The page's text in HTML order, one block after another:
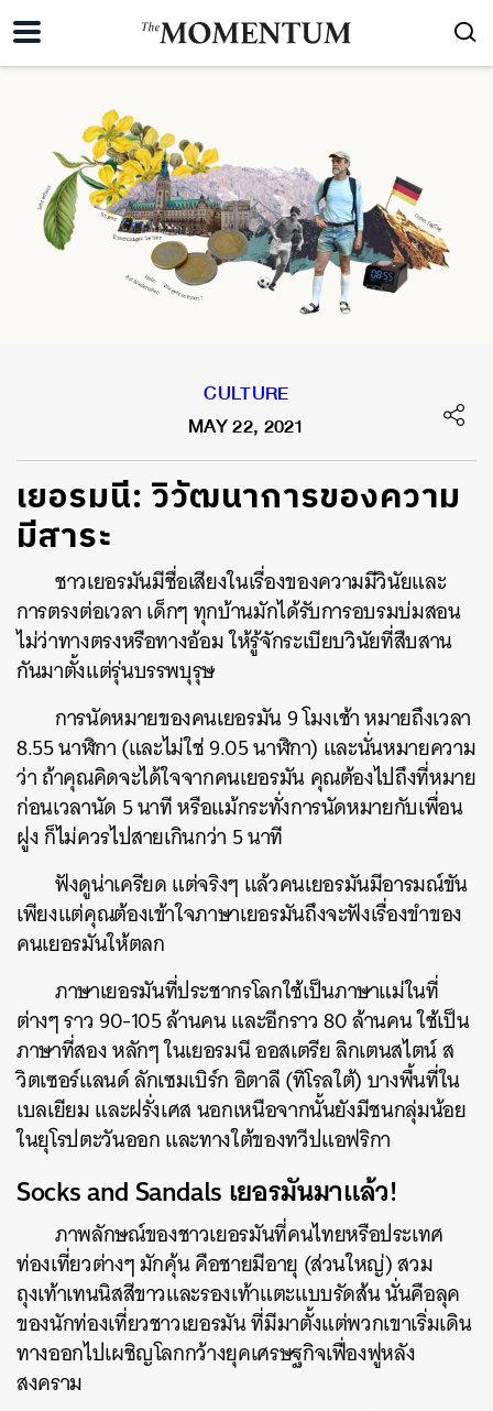
CULTURE
MAY 22, 2021
เยอรมนี: วิวัฒนาการของความ
มีสาระ
ชาวเยอรมันมีชื่อเสียงในเรื่องของความมีวินัยและ
การตรงต่อเวลา เด็กๆ ทุกบ้านมักได้รับการอบรมบ่มสอน
ไม่ว่าทางตรงหรือทางอ้อม ให้รู้จักระเบียบวินัยที่สืบสาน
กันมาตั้งแต่รุ่นบรรพบุรุษ
การนัดหมายของคนเยอรมัน 9 โมงเช้า หมายถึงเวลา
8.55 นาฬิกา (และไม่ใช่ 9.05 นาฬิกา) และนั่นหมายความ
ว่า ถ้าคุณคิดจะได้ใจจากคนเยอรมัน คุณต้องไปถึงที่หมาย
ก่อนเวลานัด 5 นาที หรือแม้กระทั่งการนัดหมายกับเพื่อน
ฝูง ก็ไม่ควรไปสายเกินกว่า 5 นาที
ฟังดูน่าเครียด แต่จริงๆ แล้วคนเยอรมันมีอารมณ์ขัน
เพียงแต่คุณต้องเข้าใจภาษาเยอรมันถึงจะฟังเรื่องขำของ
คนเยอรมันให้ตลก
ภาษาเยอรมันที่ประชากรโลกใช้เป็นภาษาแม่ในที่
ต่างๆ ราว 90-105 ล้านคน และอีกราว 80 ล้านคน ใช้เป็น
ภาษาที่สอง หลักๆ ในเยอรมนี ออสเตรีย ลิกเตนสไตน์ ส
วิตเซอร์แลนด์ ลักเซมเบิร์ก อิตาลี (ทิโรลใต้) บางพื้นที่ใน
เบลเยียม และฝรั่งเศส นอกเหนือจากนั้นยังมีชนกลุ่มน้อย
ในยุโรปตะวันออก และทางใต้ของทวีปแอฟริกา
Socks and Sandals เยอรมันมาแล้ว!
ภาพลักษณ์ของชาวเยอรมันที่คนไทยหรือประเทศ
ท่องเที่ยวต่างๆ มักคุ้น คือชายมีอายุ (ส่วนใหญ่) สวม
ถุงเท้าเทนนิสสีขาวและรองเท้าแตะแบบรัดส้น นั่นคือลุค
ของนักท่องเที่ยวชาวเยอรมัน ที่มีมาตั้งแต่พวกเขาเริ่มเดิน
ทางออกไปเผชิญโลกกว้างยุคเศรษฐกิจเฟื่องฟูหลัง
สงคราม